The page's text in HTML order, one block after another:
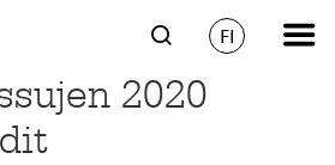
FI
2020